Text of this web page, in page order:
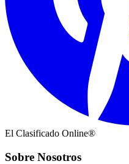
El Clasificado Online®
Sobre Nosotros